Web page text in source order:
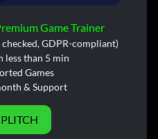
Game Trainer
GDPR-compliant)
less than 5 min
Games
& Support